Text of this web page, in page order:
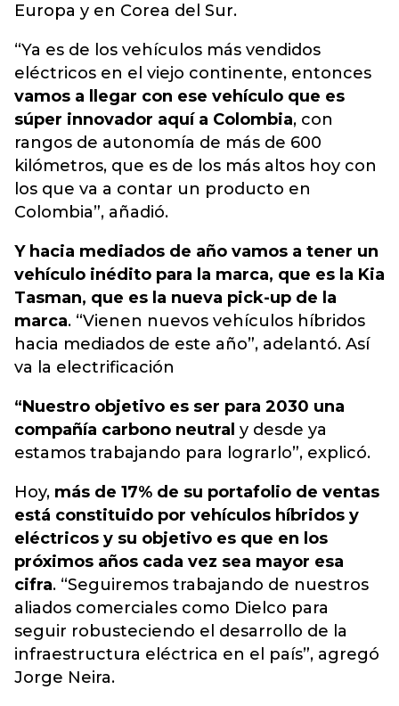
Europa y en Corea del Sur.
“Ya es de los vehículos más vendidos
eléctricos en el viejo continente, entonces
vamos a llegar con ese vehículo que es
súper innovador aquí a Colombia, con
rangos de autonomía de más de 600
kilómetros, que es de los más altos hoy con
los que va a contar un producto en
Colombia”, añadió.
Y hacia mediados de año vamos a tener un
vehículo inédito para la marca, que es la Kia
Tasman, que es la nueva pick-up de la
marca. “Vienen nuevos vehículos híbridos
hacia mediados de este año”, adelantó. Así
va la electrificación
“Nuestro objetivo es ser para 2030 una
compañía carbono neutral y desde ya
estamos trabajando para lograrlo”, explicó.
Hoy, más de 17% de su portafolio de ventas
está constituido por vehículos híbridos y
eléctricos y su objetivo es que en los
próximos años cada vez sea mayor esa
cifra. “Seguiremos trabajando de nuestros
aliados comerciales como Dielco para
seguir robusteciendo el desarrollo de la
infraestructura eléctrica en el país”, agregó
Jorge Neira.